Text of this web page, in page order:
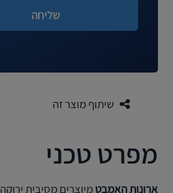
שיתוף מוצר זה
מפרט טכני
ארונות האמבטמיוצרים מסיבית ירוקה